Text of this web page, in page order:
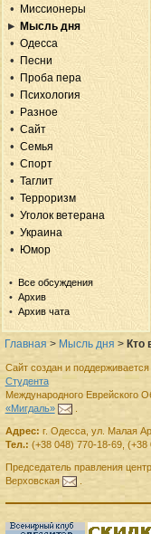
Миссионеры
Мысль дня
Одесса
Песни
Проба пера
Психология
Разное
Сайт
Семья
Спорт
Таглит
Терроризм
Уголок ветерана
Украина
Юмор
Все обсуждения
Архив
Архив чата
Главная > Мысль дня > Кто
Сайт создан и поддерживается
Студента
Международного Еврейского
«Мигдаль»
.
Адрес: г. Одесса, ул. Малая
Тел.: (+38 048) 770-18-69, (+38
Председатель правления
Верховская
.